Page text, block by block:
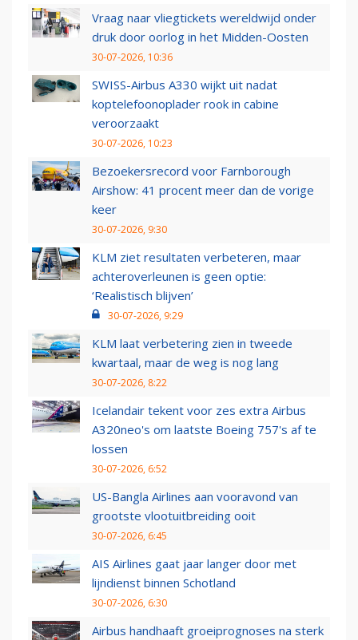
Vraag naar vliegtickets wereldwijd onder
druk door oorlog in het Midden-Oosten
30-07-2026, 10:36
SWISS-Airbus A330 wijkt uit nadat
koptelefoonoplader rook in cabine
veroorzaakt
30-07-2026, 10:23
Bezoekersrecord voor Farnborough
Airshow: 41 procent meer dan de vorige
keer
30-07-2026, 9:30
KLM ziet resultaten verbeteren, maar
achteroverleunen is geen optie:
‘Realistisch blijven’
30-07-2026, 9:29
KLM laat verbetering zien in tweede
kwartaal, maar de weg is nog lang
30-07-2026, 8:22
Icelandair tekent voor zes extra Airbus
A320neo's om laatste Boeing 757's af te
lossen
30-07-2026, 6:52
US-Bangla Airlines aan vooravond van
grootste vlootuitbreiding ooit
30-07-2026, 6:45
AIS Airlines gaat jaar langer door met
lijndienst binnen Schotland
30-07-2026, 6:30
Airbus handhaaft groeiprognoses na sterk